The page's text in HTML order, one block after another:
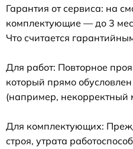
Гарантия от сервиса: на
комплектующие — до 3
Что считается
Для работ: Повторное
который прямо
(например, некорректный
Для комплектующих:
строя, утрата